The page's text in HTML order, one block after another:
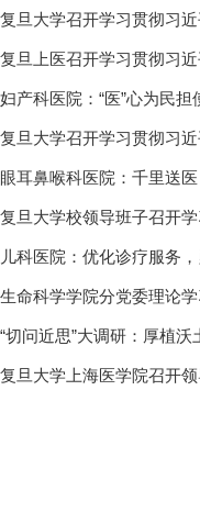
复旦大学召开学习贯彻习
复旦上医召开学习贯彻习
妇产科医院：“医”心为民
复旦大学召开学习贯彻习
眼耳鼻喉科医院：千里送
复旦大学校领导班子召开
儿科医院：优化诊疗服务
生命科学学院分党委理论
“切问近思”大调研：厚植
复旦大学上海医学院召开